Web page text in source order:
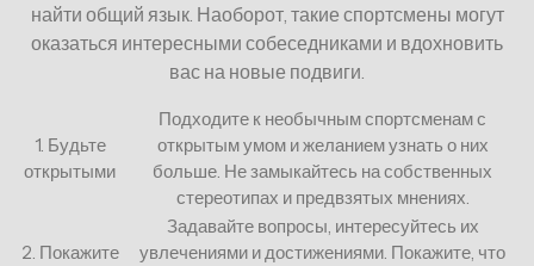
найти общий язык. Наоборот, такие спортсмены могут
оказаться интересными собеседниками и вдохновить
вас на новые подвиги.
1. Будьте
открытыми
Подходите к необычным спортсменам с
открытым умом и желанием узнать о них
больше. Не замыкайтесь на собственных
стереотипах и предвзятых мнениях.
2. Покажите
Задавайте вопросы, интересуйтесь их
увлечениями и достижениями. Покажите, что